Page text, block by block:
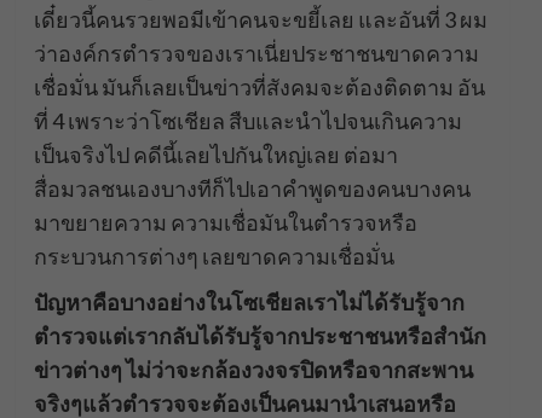
เดี๋ยวนี้คนรวยพอมีเข้าคนจะขยี้เลย และอันที่ 3 ผม
ว่าองค์กรตำรวจของเราเนี่ยประชาชนขาดความ
เชื่อมั่น มันก็เลยเป็นข่าวที่สังคมจะต้องติดตาม อัน
ที่ 4 เพราะว่าโซเชียล สืบและนำไปจนเกินความ
เป็นจริงไป คดีนี้เลยไปกันใหญ่เลย ต่อมา
สื่อมวลชนเองบางทีก็ไปเอาคำพูดของคนบางคน
มาขยายความ ความเชื่อมันในตำรวจหรือ
กระบวนการต่างๆ เลยขาดความเชื่อมั่น
ปัญหาคือบางอย่างในโซเชียลเราไม่ได้รับรู้จาก
ตำรวจแต่เรากลับได้รับรู้จากประชาชนหรือสำนัก
ข่าวต่างๆ ไม่ว่าจะกล้องวงจรปิดหรือจากสะพาน
จริงๆแล้วตำรวจจะต้องเป็นคนมานำเสนอหรือ